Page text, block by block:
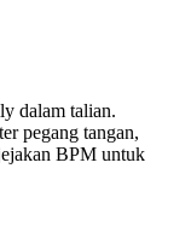
dalam talian.
pegang tangan,
BPM untuk